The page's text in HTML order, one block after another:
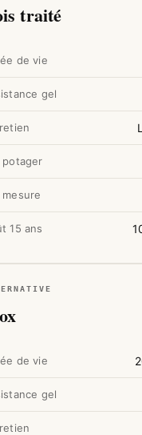
traité
de vie
gel
potager
mesure
15 ans
de vie
gel